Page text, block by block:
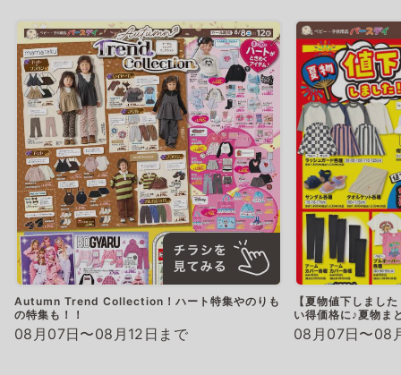
Autumn Trend Collection！ハート特集やのりも
の特集も！！
08月07日〜08月12日まで
【夏物値下しまし
い得価格に♪夏物ま
08月07日〜08